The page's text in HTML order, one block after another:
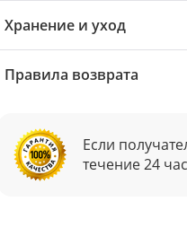
Хранение и уход
Правила возврата
Если
течение 24